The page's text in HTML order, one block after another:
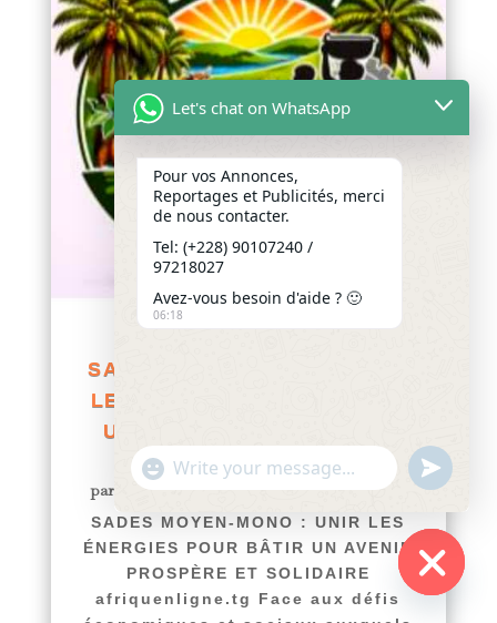
SADES MOYEN-MONO : UNIR
LES ÉNERGIES POUR BÂTIR
UN AVENIR PROSPÈRE ET
SOLIDAIRE
par Yawo KLOUSSE|Juil 9, 2026|Actualités
SADES MOYEN-MONO : UNIR LES
ÉNERGIES POUR BÂTIR UN AVENIR
PROSPÈRE ET SOLIDAIRE
afriquenligne.tg Face aux défis
Let's chat on WhatsApp
Pour vos Annonces,
Reportages et Publicités, merci
de nous contacter.
Tel: (+228) 90107240 /
97218027
Avez-vous besoin d'aide ? 🙂
06:18
"+chaty_settings.lang.emoji_picker+"
WhatsApp
undefined